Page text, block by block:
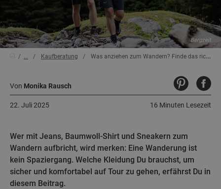
Bergzeit
... Kaufberatung Was anziehen zum Wandern? Finde das richtige Wanderoutfit für Deine Tour
Von Monika Rausch
16 Minuten Lesezeit
22. Juli 2025
Wer mit Jeans, Baumwoll-Shirt und Sneakern zum
Wandern aufbricht, wird merken: Eine Wanderung ist
kein Spaziergang. Welche Kleidung Du brauchst, um
sicher und komfortabel auf Tour zu gehen, erfährst Du in
diesem Beitrag.